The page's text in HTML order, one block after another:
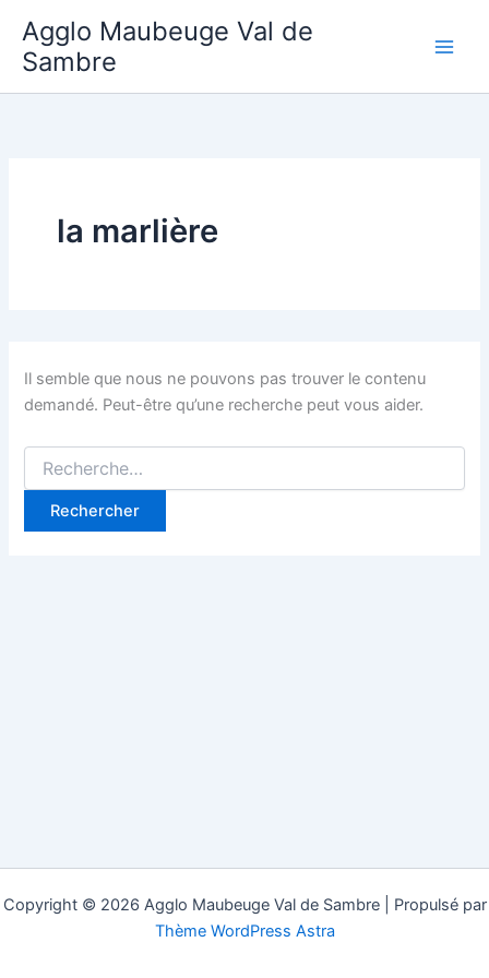
contenu
Agglo Maubeuge Val de
Sambre
la marlière
Il semble que nous ne pouvons pas trouver le contenu
demandé. Peut-être qu’une recherche peut vous aider.
Rechercher :
Copyright © 2026 Agglo Maubeuge Val de Sambre | Propulsé par
Thème WordPress Astra